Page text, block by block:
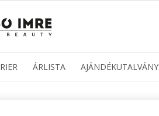
ÁRLISTA AJÁNDÉKUTALVÁNY